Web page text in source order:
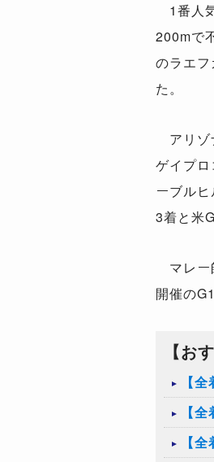
1番人
200mで
のラエ
た。
アリゾ
ゲイプ
ーブル
3着と米
マレー
開催の
【お
【
【
【